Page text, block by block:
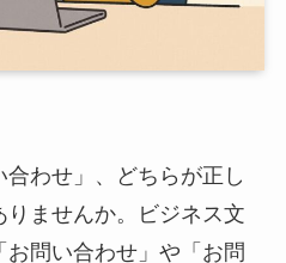
合わせ」、どちらが正し
ませんか。ビジネス文
問い合わせ」や「お問